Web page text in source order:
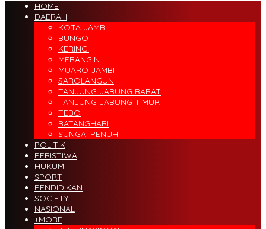
HOME
DAERAH
KOTA JAMBI
BUNGO
KERINCI
MERANGIN
MUARO JAMBI
SAROLANGUN
TANJUNG JABUNG BARAT
TANJUNG JABUNG TIMUR
TEBO
BATANGHARI
SUNGAI PENUH
POLITIK
PERISTIWA
HUKUM
SPORT
PENDIDIKAN
SOCIETY
NASIONAL
+MORE